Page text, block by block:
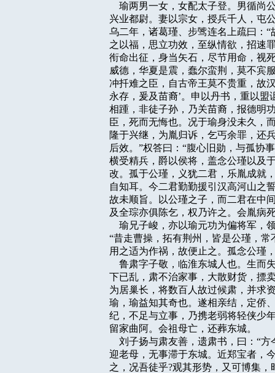
瑜两男一女，女配太子登。男循
兴业都尉。妻以宗女，授兵千人，屯
乌二年，诸葛瑾、步骘连名上疏曰：
之以福，思立功效，至纵情欲，招速
衔命出征，身当矢石，尽节用命，视
威德，华夏是震，蠢尔蛮荆，莫不宾
冲扦难之臣，自古帝王莫不贵重，故
永存，爰及苗裔’。申以丹书，重以
相踵，非徒子孙，乃关苗裔，报德明
臣，死而无悔也。况于瑜身没未久，
隆于兴继，为胤归诉，乞丐余罪，还
后效。”权答曰：“腹心旧勋，与孤协
横受精兵，爵以侯将，盖念公瑾以及
改。孤于公瑾，义犹二君，乐胤成就
自知耳。今二君勤勤援引汉高河山之
故未顺旨。以公瑾之子，而二君在中
及全琮亦俱陈乞，权乃许之。会胤病
瑜兄子峻，亦以瑜元功为偏将军
“昔走曹操，拓有荆州，皆是公瑾，
用之适为作祸，故便止之。孤念公瑾
鲁肃字子敬，临淮东城人也。生
下已乱，肃不治家事，大散财货，摽
为居巢长，将数百人故过候肃，并求
瑜，瑜益知其奇也。遂相亲结，定侨
纪，不足与立事，乃携老弱将轻侠少
留家曲阿。会祖母亡，还葬东城。
刘子扬与肃友善，遗肃书，曰：“
迎老母，无事滞于东城。近郑宝者，
之，况吾徒乎?观其形势，又可博集